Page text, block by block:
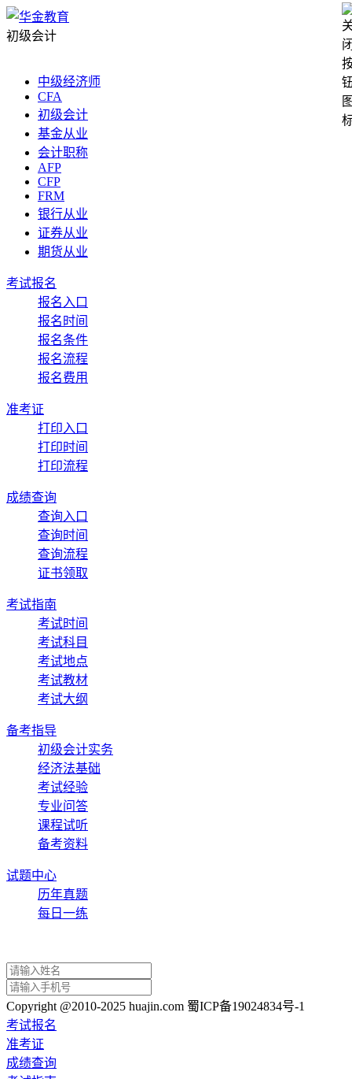
初级会计
中级经济师
CFA
初级会计
基金从业
会计职称
AFP
CFP
FRM
银行从业
证券从业
期货从业
考试报名
报名入口
报名时间
报名条件
报名流程
报名费用
准考证
打印入口
打印时间
打印流程
成绩查询
查询入口
查询时间
查询流程
证书领取
考试指南
考试时间
考试科目
考试地点
考试教材
考试大纲
备考指导
初级会计实务
经济法基础
考试经验
专业问答
课程试听
备考资料
试题中心
历年真题
每日一练
Copyright @2010-2025 huajin.com 蜀ICP备19024834号-1
考试报名
准考证
成绩查询